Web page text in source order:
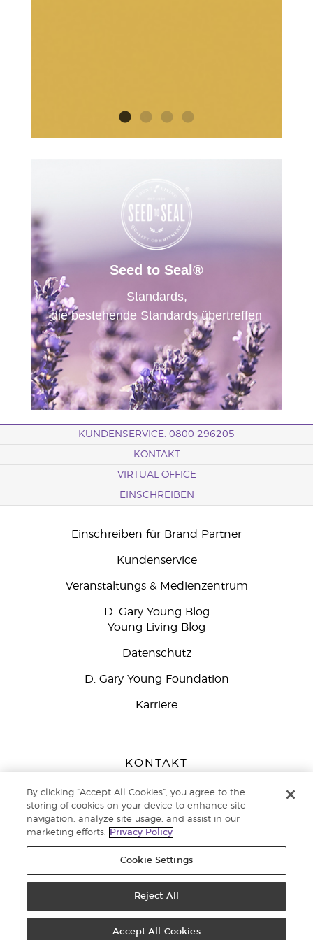
Seed to Seal®
Standards,
die bestehende Standards übertreffen
KUNDENSERVICE: 0800 296205
KONTAKT
VIRTUAL OFFICE
EINSCHREIBEN
Einschreiben für Brand Partner
Kundenservice
Veranstaltungs & Medienzentrum
D. Gary Young Blog
Young Living Blog
Datenschutz
D. Gary Young Foundation
Karriere
KONTAKT
Peizerweg 97
9727 AJ Groningen
Netherlands
Kundenservice:0800-296205
Datenschutzerklärung
By clicking “Accept All Cookies”, you agree to the
storing of cookies on your device to enhance site
navigation, analyze site usage, and assist in our
marketing efforts.
Privacy Policy
Cookie Settings
Reject All
Accept All Cookies